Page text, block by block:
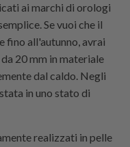
ai marchi di orologi
Se vuoi che il
fino all'autunno, avrai
20 mm in materiale
dal caldo. Negli
in uno stato di
realizzati in pelle